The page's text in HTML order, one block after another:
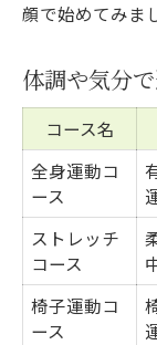
顔で始めてみま
体調や気分
コース名
全身運動コ
ース
ストレッチ
コース
椅子運動コ
ース